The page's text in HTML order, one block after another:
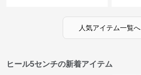
人気アイテム一覧へ
ヒール5センチの新着アイテム